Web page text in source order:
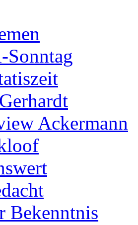
Sonntag
Ackermann
Bekenntnis